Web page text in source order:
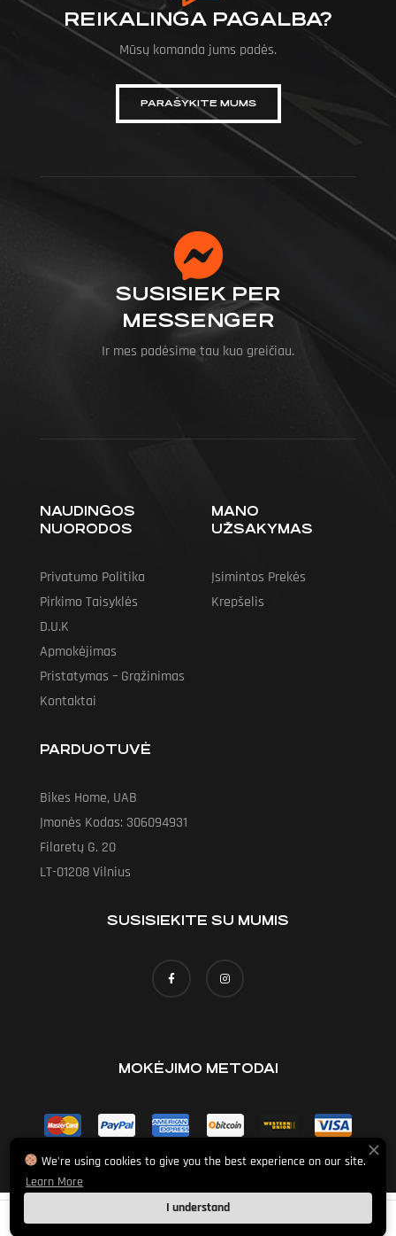
REIKALINGA PAGALBA?
Mūsų komanda jums padės.
PARAŠYKITE MUMS
SUSISIEK PER
MESSENGER
Ir mes padėsime tau kuo greičiau.
NAUDINGOS
NUORODOS
Privatumo Politika
Pirkimo Taisyklės
D.U.K
Apmokėjimas
Pristatymas – Grąžinimas
Kontaktai
MANO
UŽSAKYMAS
Įsimintos Prekės
Krepšelis
PARDUOTUVĖ
Bikes Home, UAB
Įmonės Kodas: 306094931
Filaretų G. 20
LT-01208 Vilnius
SUSISIEKITE SU MUMIS
MOKĖJIMO METODAI
We're using cookies to give you the best experience on our site.
Learn More
I understand